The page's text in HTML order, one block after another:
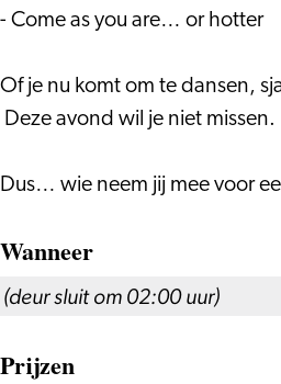
- Come as you are… or hotter
Of je nu komt om te dansen,
Deze avond wil je niet missen.
Dus… wie neem jij mee voor
Wanneer
(deur sluit om 02:00 uur)
Prijzen